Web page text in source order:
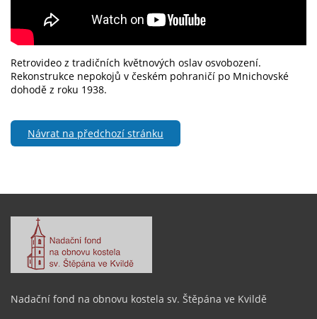
Retrovideo z tradičních květnových oslav osvobození.
Rekonstrukce nepokojů v českém pohraničí po Mnichovské
dohodě z roku 1938.
Návrat na předchozí stránku
Nadační fond na obnovu kostela sv. Štěpána ve Kvildě